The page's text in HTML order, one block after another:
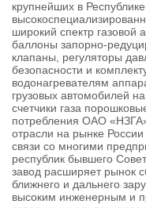
крупнейших в
широкий спектр газовой
баллоны запорно-
клапаны, регуляторы
безопасности и
водонагревателям
грузовых автомобилей
счетчики газа
потребления ОАО
отрасли на рынке
связи со многими
республик бывшего
завод расширяет рынок
ближнего и дальнего
высоким инженерным и